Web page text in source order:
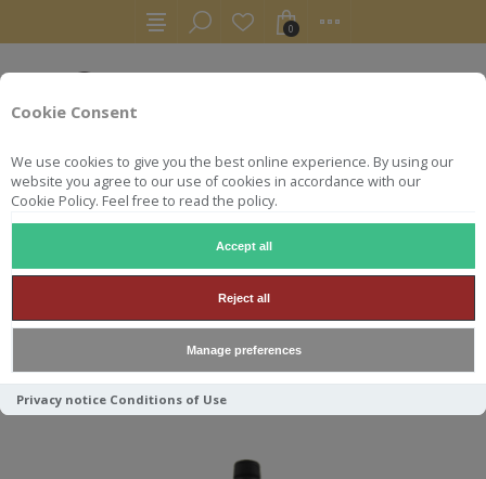
Cookie Consent
We use cookies to give you the best online experience. By using our
website you agree to our use of cookies in accordance with our
Cookie Policy. Feel free to read the policy.
Accept all
Reject all
Manage preferences
Privacy notice Conditions of Use
0
CROFT PORT